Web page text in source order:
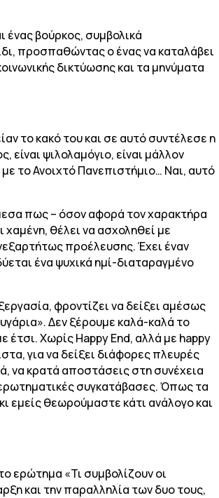
ένας βούρκος, συμβολικά
προσπαθώντας ο ένας να καταλάβει
δικτύωσης και τα μηνύματα
το κακό του και σε αυτό συντέλεσε η
είναι ψιλολαμόγιο, είναι μάλλον
το Ανοιχτό Πανεπιστήμιο… Ναι, αυτό
πως – όσον αφορά τον χαρακτήρα
χαμένη, θέλει να ασχοληθεί με
προέλευσης. Έχει έναν
ένα ψυχικά ημί-διαταραγμένο
φροντίζει να δείξει αμέσως
Δεν ξέρουμε καλά-καλά το
έτσι. Χωρίς Happy End, αλλά με happy
για να δείξει διάφορες πλευρές
να κρατά αποστάσεις στη συνέχεια
συγκατάβασες. Όπως τα
εμείς θεωρούμαστε κάτι ανάλογο και
ερώτημα «Τι συμβολίζουν οι
και την παραλληλία των δυο τους,